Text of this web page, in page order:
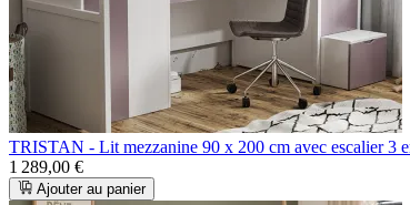
TRISTAN - Lit mezzanine 90 x 200 cm avec escalier 3
1 289,00 €
Ajouter au panier